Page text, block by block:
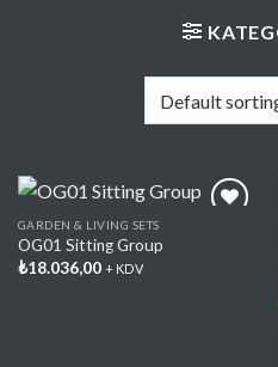
GARDEN & LIVING SETS
OG01 Sitting Group
₺18.036,00 + KDV